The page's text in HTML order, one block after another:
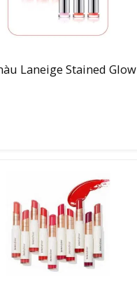
Laneige Stained Glow